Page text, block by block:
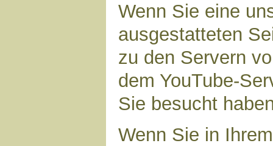
Wenn Sie eine
ausgestatteten
zu den Servern
dem YouTube-
Sie besucht
Wenn Sie in